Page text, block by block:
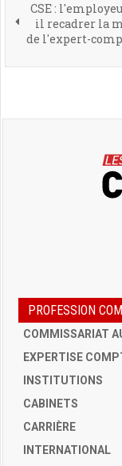
CSE :
il recadrer la
de l'expert-
PROFESSION
COMMISSARIAT
EXPERTISE
INSTITUTIONS
CABINETS
CARRIÈRE
INTERNATIONAL